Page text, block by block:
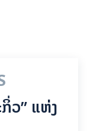
ວ” ແຫ່ງ